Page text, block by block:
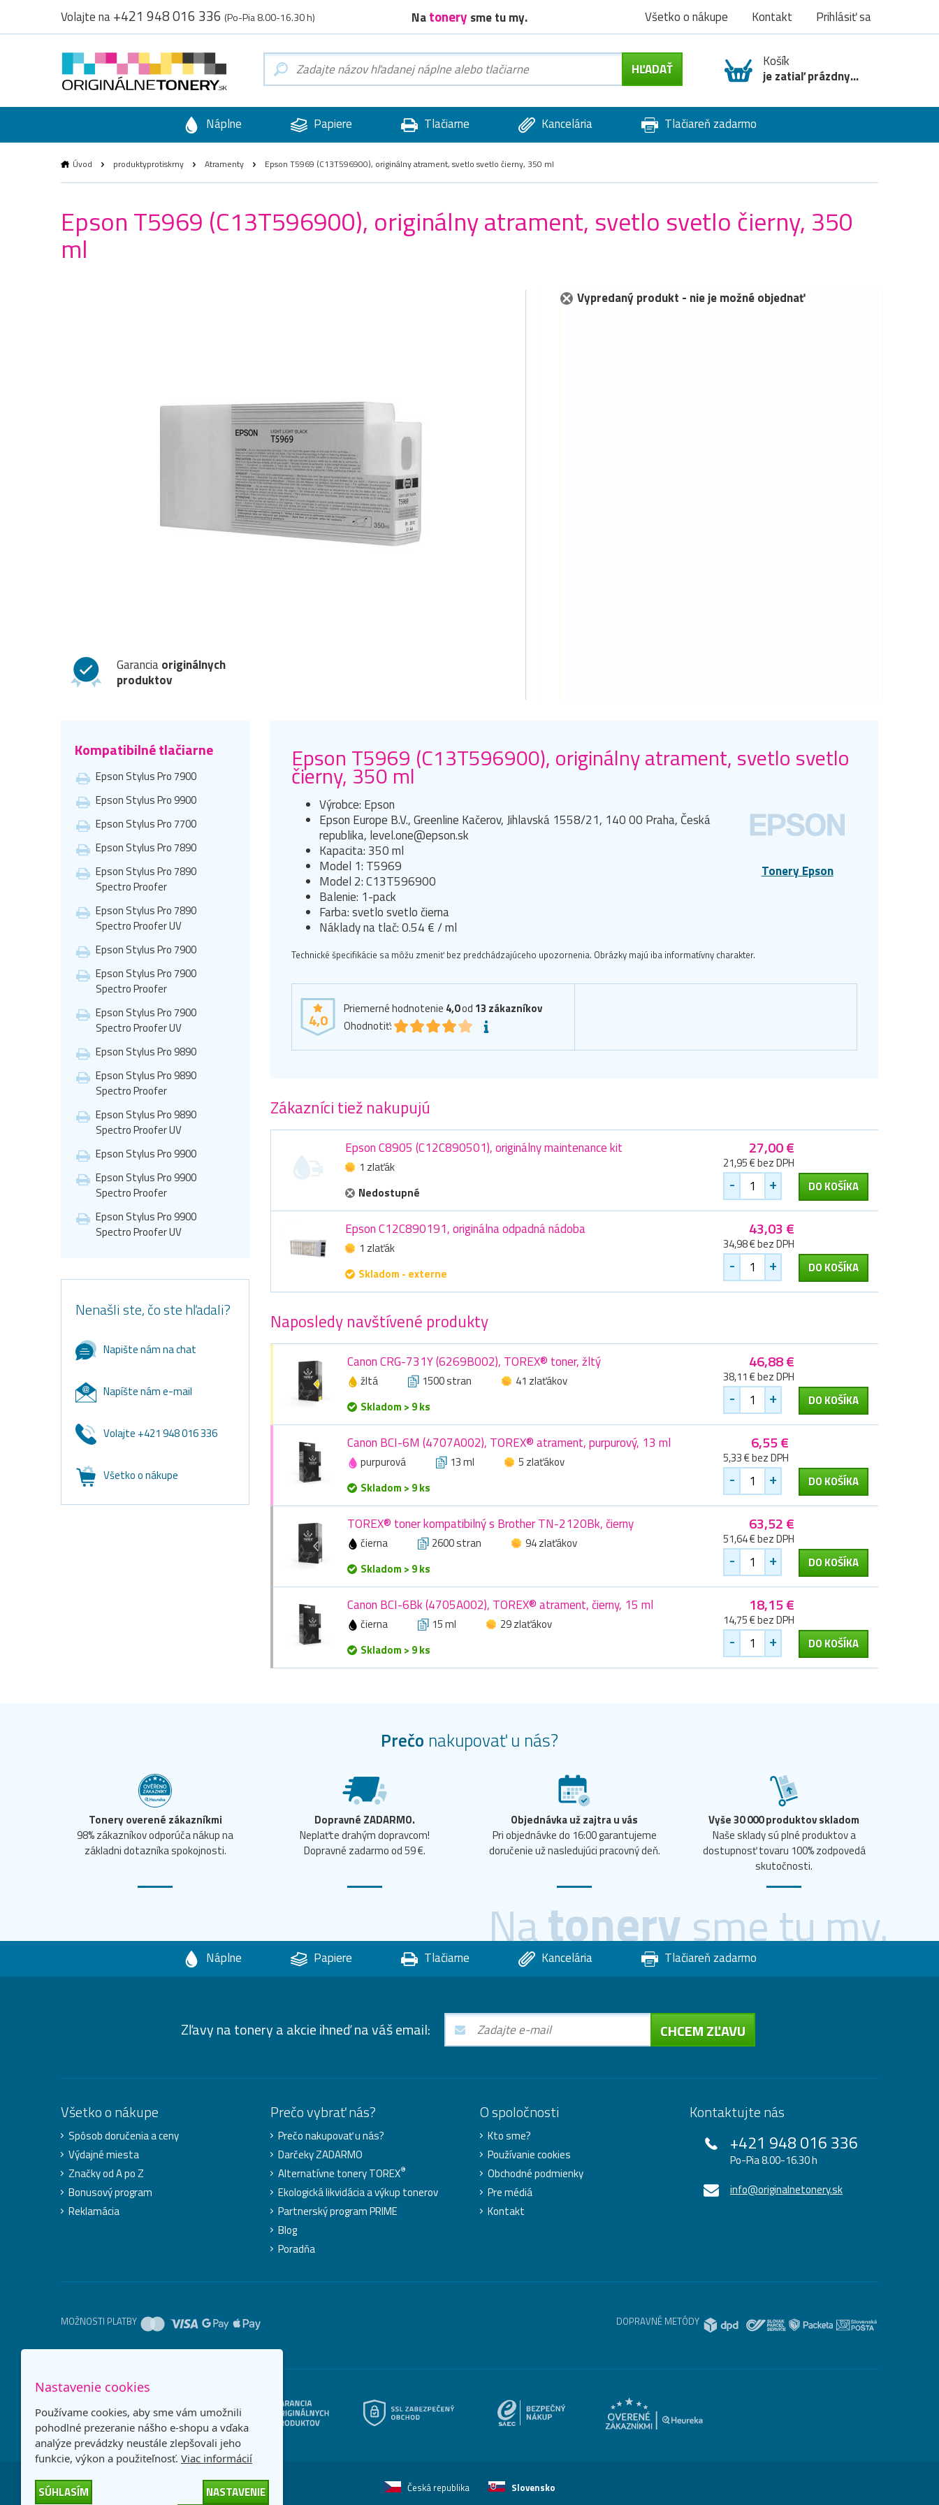
Volajte na+421 948 016 336 (Po-Pia 8.00-16.30 h) Natonery sme tu my. Všetko o nákupe Kontakt Prihlásiť sa
Košík
je zatiaľ prázdny...
Náplne Papiere Tlačiarne Kancelária Tlačiareň zadarmo
Úvod produktyprotiskrny Atramenty Epson T5969 (C13T596900), originálny atrament, svetlo svetlo čierny, 350 ml
Epson T5969 (C13T596900), originálny atrament, svetlo svetlo čierny, 350
ml
Garanciaoriginálnych
produktov
Vypredaný produkt - nie je možné objednať
Kompatibilné tlačiarne
Epson Stylus Pro 7900
Epson Stylus Pro 9900
Epson Stylus Pro 7700
Epson Stylus Pro 7890
Epson Stylus Pro 7890
Spectro Proofer
Epson Stylus Pro 7890
Spectro Proofer UV
Epson Stylus Pro 7900
Epson Stylus Pro 7900
Spectro Proofer
Epson Stylus Pro 7900
Spectro Proofer UV
Epson Stylus Pro 9890
Epson Stylus Pro 9890
Spectro Proofer
Epson Stylus Pro 9890
Spectro Proofer UV
Epson Stylus Pro 9900
Epson Stylus Pro 9900
Spectro Proofer
Epson Stylus Pro 9900
Spectro Proofer UV
Nenašli ste, čo ste hľadali?
Napište nám na chat
Napíšte nám e-mail
Volajte +421 948 016 336
Všetko o nákupe
Epson T5969 (C13T596900), originálny atrament, svetlo svetlo
čierny, 350 ml
Tonery Epson
Výrobce: Epson
Epson Europe B.V., Greenline Kačerov, Jihlavská 1558/21, 140 00 Praha, Česká
republika, level.one@epson.sk
Kapacita: 350 ml
Model 1: T5969
Model 2: C13T596900
Balenie: 1-pack
Farba: svetlo svetlo čierna
Náklady na tlač: 0.54 € / ml
Technické špecifikácie sa môžu zmeniť bez predchádzajúceho upozornenia. Obrázky majú iba informatívny charakter.
4,0
Priemerné hodnotenie 4,0od 13 zákazníkov
Ohodnotiť:
Zákazníci tiež nakupujú
Epson C8905 (C12C890501), originálny maintenance kit
1 zlaťák
Nedostupné
27,00 €
21,95 € bez DPH
- + DO KOŠÍKA
Epson C12C890191, originálna odpadná nádoba
1 zlaťák
Skladom - externe
43,03 €
34,98 € bez DPH
- + DO KOŠÍKA
Naposledy navštívené produkty
Canon CRG-731Y (6269B002), TOREX® toner, žltý
žltá 1500 stran
41 zlaťákov
Skladom > 9 ks
46,88 €
38,11 € bez DPH
- + DO KOŠÍKA
Canon BCI-6M (4707A002), TOREX® atrament, purpurový, 13 ml
purpurová 13 ml
5 zlaťákov
Skladom > 9 ks
6,55 €
5,33 € bez DPH
- + DO KOŠÍKA
TOREX® toner kompatibilný s Brother TN-2120Bk, čierny
čierna 2600 stran
94 zlaťákov
Skladom > 9 ks
63,52 €
51,64 € bez DPH
- + DO KOŠÍKA
Canon BCI-6Bk (4705A002), TOREX® atrament, čierny, 15 ml
čierna 15 ml
29 zlaťákov
Skladom > 9 ks
18,15 €
14,75 € bez DPH
- + DO KOŠÍKA
Prečo nakupovať u nás?
Tonery overené zákazníkmi
98% zákazníkov odporúča nákup na
základni dotazníka spokojnosti.
Dopravné ZADARMO.
Neplaťte drahým dopravcom!
Dopravné zadarmo od 59 €.
Objednávka už zajtra u vás
Pri objednávke do 16:00 garantujeme
doručenie už nasledujúci pracovný deň.
Vyše 30 000 produktov skladom
Naše sklady sú plné produktov a
dostupnosť tovaru 100% zodpovedá
skutočnosti.
Natonerysme tu my.
Náplne Papiere Tlačiarne Kancelária Tlačiareň zadarmo
Zľavy na tonery a akcie ihneď na váš email: CHCEM ZĽAVU
Všetko o nákupe
Spôsob doručenia a ceny
Výdajné miesta
Značky od A po Z
Bonusový program
Reklamácia
Prečo vybrať nás?
Prečo nakupovať u nás?
Darčeky ZADARMO
Alternatívne tonery TOREX®
Ekologická likvidácia a výkup tonerov
Partnerský program PRIME
Blog
Poradňa
O spoločnosti
Kto sme?
Používanie cookies
Obchodné podmienky
Pre médiá
Kontakt
Kontaktujte nás
+421 948 016 336
Po-Pia 8.00-16.30 h
info@originalnetonery.sk
MOŽNOSTI PLATBY DOPRAVNÉ METÓDY
Česká republika Slovensko
Nastavenie cookies
Používame cookies, aby sme vám umožnili
pohodlné prezeranie nášho e-shopu a vďaka
analýze prevádzky neustále zlepšovali jeho
funkcie, výkon a použiteľnosť. Viac informácií
SÚHLASÍM NASTAVENIE